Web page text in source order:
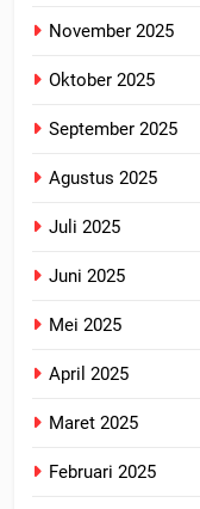
November 2025
Oktober 2025
September 2025
Agustus 2025
Juli 2025
Juni 2025
Mei 2025
April 2025
Maret 2025
Februari 2025